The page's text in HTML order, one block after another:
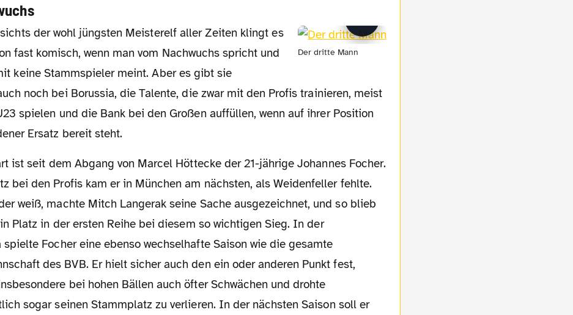
Der dritte Mann
der wohl jüngsten Meisterelf aller Zeiten klingt es
fast komisch, wenn man vom Nachwuchs spricht und
keine Stammspieler meint. Aber es gibt sie
noch bei Borussia, die Talente, die zwar mit den Profis trainieren, meist
spielen und die Bank bei den Großen auffüllen, wenn auf ihrer Position
Ersatz bereit steht.
bei den Profis kam er in München am nächsten, als Weidenfeller fehlte.
weiß, machte Mitch Langerak seine Sache ausgezeichnet, und so blieb
Platz in der ersten Reihe bei diesem so wichtigen Sieg. In der
Focher eine ebenso wechselhafte Saison wie die gesamte
des BVB. Er hielt sicher auch den ein oder anderen Punkt fest,
bei hohen Bällen auch öfter Schwächen und drohte
sogar seinen Stammplatz zu verlieren. In der nächsten Saison soll er